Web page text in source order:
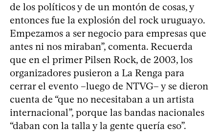
de los políticos y de un montón de cosas, y
entonces fue la explosión del rock uruguayo.
Empezamos a ser negocio para empresas que
antes ni nos miraban”, comenta. Recuerda
que en el primer Pilsen Rock, de 2003, los
organizadores pusieron a La Renga para
cerrar el evento –luego de NTVG– y se dieron
cuenta de “que no necesitaban a un artista
internacional”, porque las bandas nacionales
“daban con la talla y la gente quería eso”.